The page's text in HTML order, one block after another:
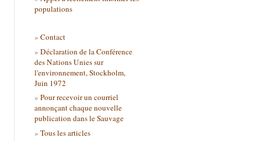
populations
Contact
Déclaration de la Conférence
des Nations Unies sur
l'environnement, Stockholm,
Juin 1972
Pour recevoir un courriel
annonçant chaque nouvelle
publication dans le Sauvage
Tous les articles